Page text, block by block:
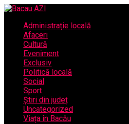
Administrație locală
Afaceri
Cultură
Eveniment
Exclusiv
Politică locală
Social
Sport
Știri din județ
Uncategorized
Viața în Bacău